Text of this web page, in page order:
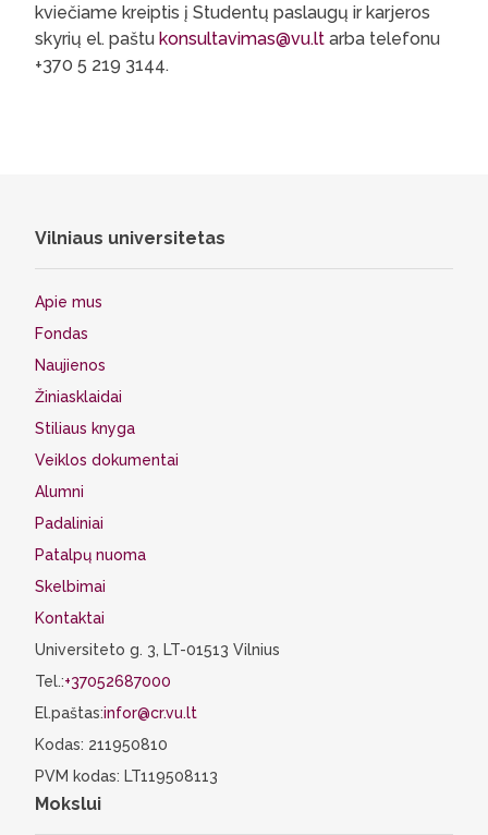
kviečiame kreiptis į Studentų paslaugų ir karjeros
skyrių el. paštu konsultavimas@vu.lt arba telefonu
+370 5 219 3144.
Vilniaus universitetas
Apie mus
Fondas
Naujienos
Žiniasklaidai
Stiliaus knyga
Veiklos dokumentai
Alumni
Padaliniai
Patalpų nuoma
Skelbimai
Kontaktai
Universiteto g. 3, LT-01513 Vilnius
Tel.:+37052687000
El.paštas:infor@cr.vu.lt
Kodas: 211950810
PVM kodas: LT119508113
Mokslui